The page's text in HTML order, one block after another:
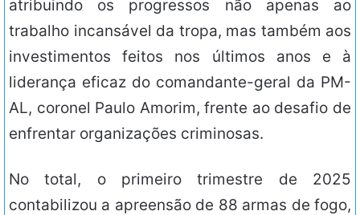
atribuindo os progressos não apenas ao
trabalho incansável da tropa, mas também aos
investimentos feitos nos últimos anos e à
liderança eficaz do comandante-geral da PM-
AL, coronel Paulo Amorim, frente ao desafio de
enfrentar organizações criminosas.
No total, o primeiro trimestre de 2025
contabilizou a apreensão de 88 armas de fogo,